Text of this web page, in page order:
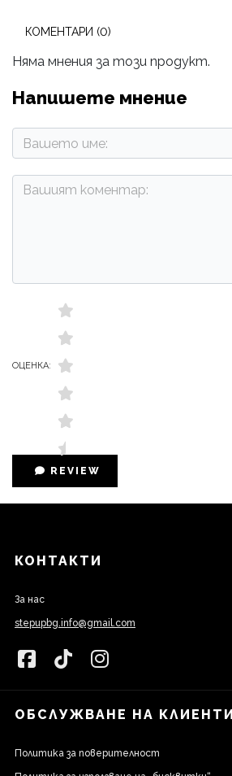
КОМЕНТАРИ (0)
Няма мнения за този продукт.
Напишете мнение
ОЦЕНКА:
REVIEW
КОНТАКТИ
За нас
stepupbg.info@gmail.com
ОБСЛУЖВАНЕ НА КЛИЕНТИ
Политика за поверителност